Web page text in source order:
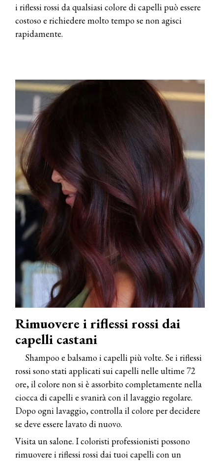
i riflessi rossi da qualsiasi colore di capelli può essere
costoso e richiedere molto tempo se non agisci
rapidamente.
Rimuovere i riflessi rossi dai
capelli castani
Shampoo e balsamo i capelli più volte. Se i riflessi
rossi sono stati applicati sui capelli nelle ultime 72
ore, il colore non si è assorbito completamente nella
ciocca di capelli e svanirà con il lavaggio regolare.
Dopo ogni lavaggio, controlla il colore per decidere
se deve essere lavato di nuovo.
Visita un salone. I coloristi professionisti possono
rimuovere i riflessi rossi dai tuoi capelli con un